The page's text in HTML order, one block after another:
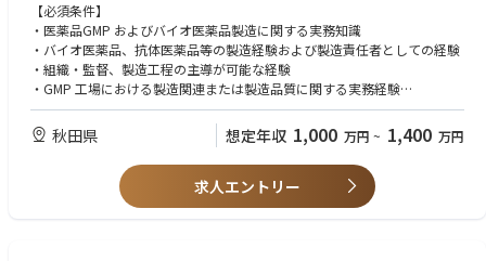
【必須条件】
・医薬品GMP およびバイオ医薬品製造に関する実務知識
・バイオ医薬品、抗体医薬品等の製造経験および製造責任者としての経験
・組織・監督、製造工程の主導が可能な経験
・GMP 工場における製造関連または製造品質に関する実務経験
・製造設備・機器、製造プロセス、製造文書、バリデーションに関する基
本的な理解
・複数の社外関係者（設計会社、施工会社、設備ベンダー、コンサルタン
ト、技術供与等）との調整・折衝が可能な経験
・製造部門または製造関連チームにおけるピープルマネジメント経験
・現場で発生する課題を整理し、関係者を巻き込みがが解決に導く能力
秋田県 想定年収 1,000 万円 ~ 1,400 万円
求人エントリー